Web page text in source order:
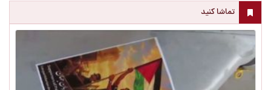
تماشا کنید